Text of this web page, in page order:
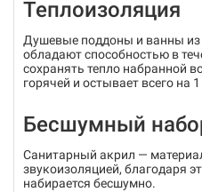
Теплоизоляция
Душевые поддоны и ванны из
обладают способностью в
сохранять тепло набранной
горячей и остывает всего на
Бесшумный
Санитарный акрил —
звукоизоляцией, благодаря
набирается бесшумно.